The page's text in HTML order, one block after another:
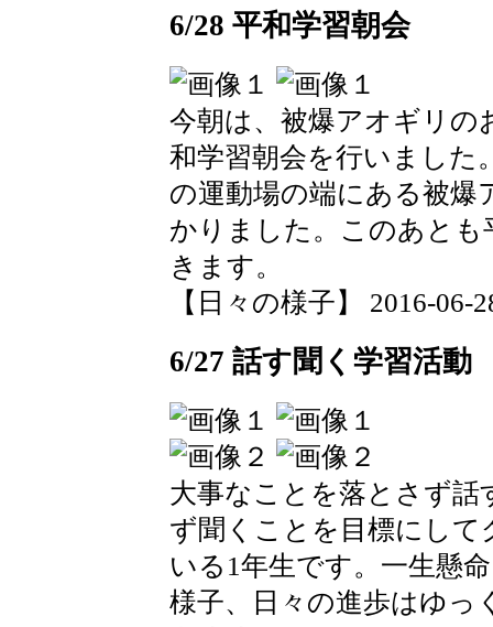
6/28 平和学習朝会
今朝は、被爆アオギリの
和学習朝会を行いました
の運動場の端にある被爆
かりました。このあとも
きます。
【日々の様子】 2016-06-
6/27 話す聞く学習活動
大事なことを落とさず
ず聞くことを目標にして
いる1年生です。一生懸
様子、日々の進歩はゆっ